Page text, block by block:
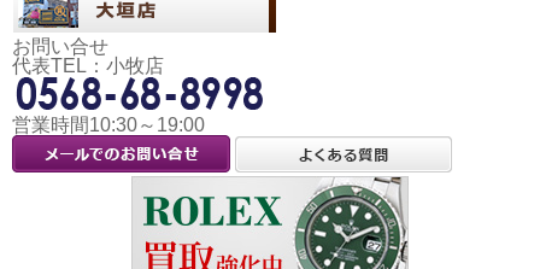
お問い合せ
代表TEL：小牧店
営業時間10:30～19:00